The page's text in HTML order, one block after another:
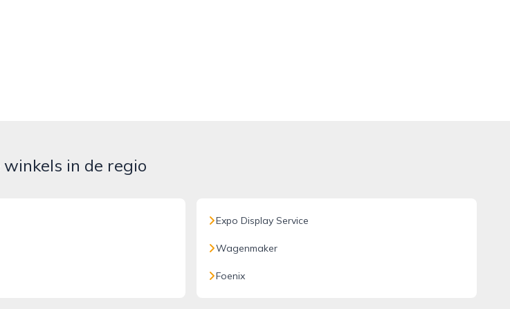
in de regio
Expo Display Service
Wagenmaker
Foenix